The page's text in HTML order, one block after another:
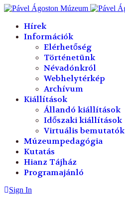
Hírek
Információk
Elérhetőség
Történetünk
Névadónkról
Webhelytérkép
Archívum
Kiállítások
Állandó kiállítások
Időszaki kiállítások
Virtuális bemutatók
Múzeumpedagógia
Kutatás
Hianz Tájház
Programajánló
Sign In
évhónap
évhónap